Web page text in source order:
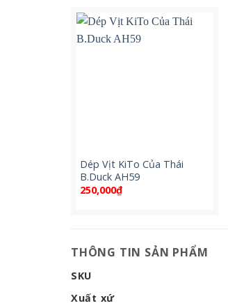
Dép Vịt KiTo Của Thái
B.Duck AH59
250,000₫
THÔNG TIN SẢN PHẨM
SKU
Xuất xứ